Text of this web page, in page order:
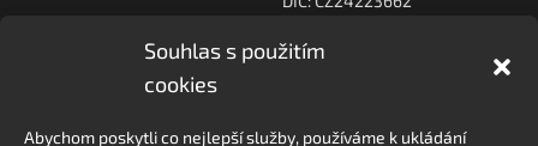
Souhlas s použitím
cookies
Abychom poskytli co nejlepší služby, používáme k ukládání
Kontaktujte nás Navigace